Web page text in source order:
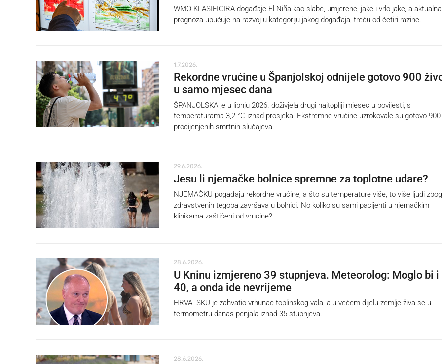
WMO KLASIFICIRA događaje El Niña kao slabe, umjerene, jake i vrlo jake, a aktualna
prognoza upućuje na razvoj u kategoriju jakog događaja, treću od četiri razine.
1.7.2026.
Rekordne vrućine u Španjolskoj odnijele gotovo 900
u samo mjesec dana
ŠPANJOLSKA je u lipnju 2026. doživjela drugi najtopliji mjesec u povijesti, s
temperaturama 3,2 °C iznad prosjeka. Ekstremne vrućine uzrokovale su gotovo 900
procijenjenih smrtnih slučajeva.
29.6.2026.
Jesu li njemačke bolnice spremne za toplotne udare?
NJEMAČKU pogađaju rekordne vrućine, a što su temperature više, to više ljudi zbog
zdravstvenih tegoba završava u bolnici. No koliko su sami pacijenti u njemačkim
klinikama zaštićeni od vrućine?
28.6.2026.
U Kninu izmjereno 39 stupnjeva. Meteorolog: Moglo bi i
40, a onda ide nevrijeme
HRVATSKU je zahvatio vrhunac toplinskog vala, a u većem dijelu zemlje živa se u
termometru danas penjala iznad 35 stupnjeva.
28.6.2026.